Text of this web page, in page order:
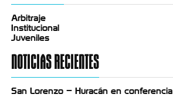
Arbitraje
Institucional
Juveniles
NOTICIAS RECIENTES
San Lorenzo – Huracán en conferencia